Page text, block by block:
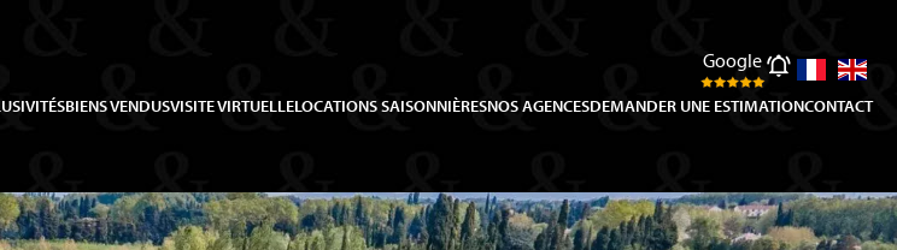
Google
BIENS VENDUSVISITE VIRTUELLELOCATIONS SAISONNIÈRESNOS AGENCESDEMANDER UNE ESTIMATIONCONTACT